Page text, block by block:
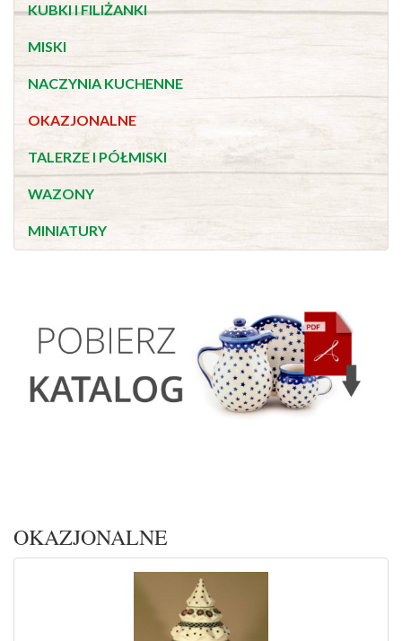
KUBKI I FILIŻANKI
MISKI
NACZYNIA KUCHENNE
OKAZJONALNE
TALERZE I PÓŁMISKI
WAZONY
MINIATURY
OKAZJONALNE